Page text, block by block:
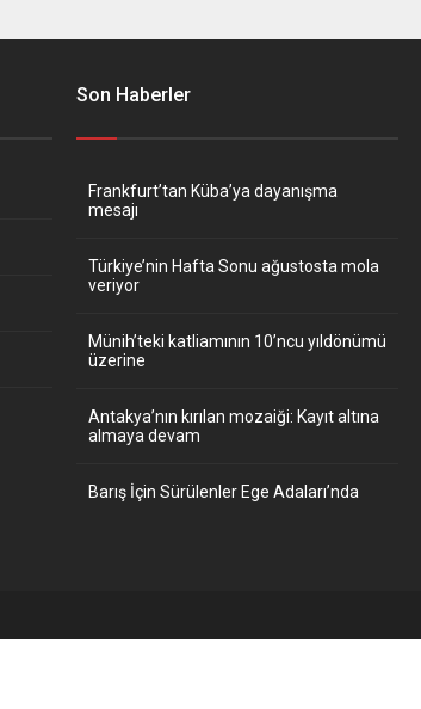
Son Haberler
Frankfurt’tan Küba’ya dayanışma
mesajı
Türkiye’nin Hafta Sonu ağustosta mola
veriyor
Münih’teki katliamının 10’ncu yıldönümü
üzerine
Antakya’nın kırılan mozaiği: Kayıt altına
almaya devam
Barış İçin Sürülenler Ege Adaları’nda